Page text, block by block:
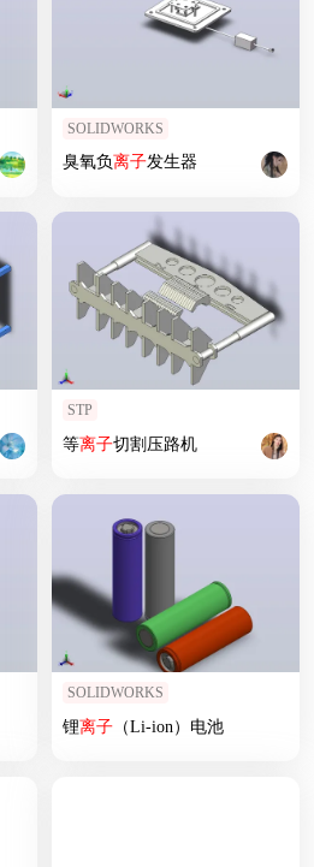
SOLIDWORKS
臭氧负离子发生器
STP
等离子切割压路机
SOLIDWORKS
锂离子（Li-ion）电池